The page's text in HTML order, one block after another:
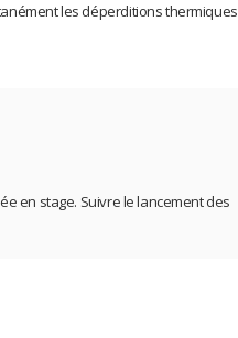
les déperditions thermiques
en stage. Suivre le lancement des